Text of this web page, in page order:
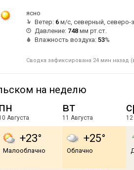
ясно
Ветер: 6 м/с, северный, северо-
Давление: 748 мм рт.ст.
Влажность воздуха: 53%
Сводка зафиксирована 24 мин назад
на неделю
пн
Августа
+23°
Малооблачно
вт
11 Августа
+25°
Облачно
12